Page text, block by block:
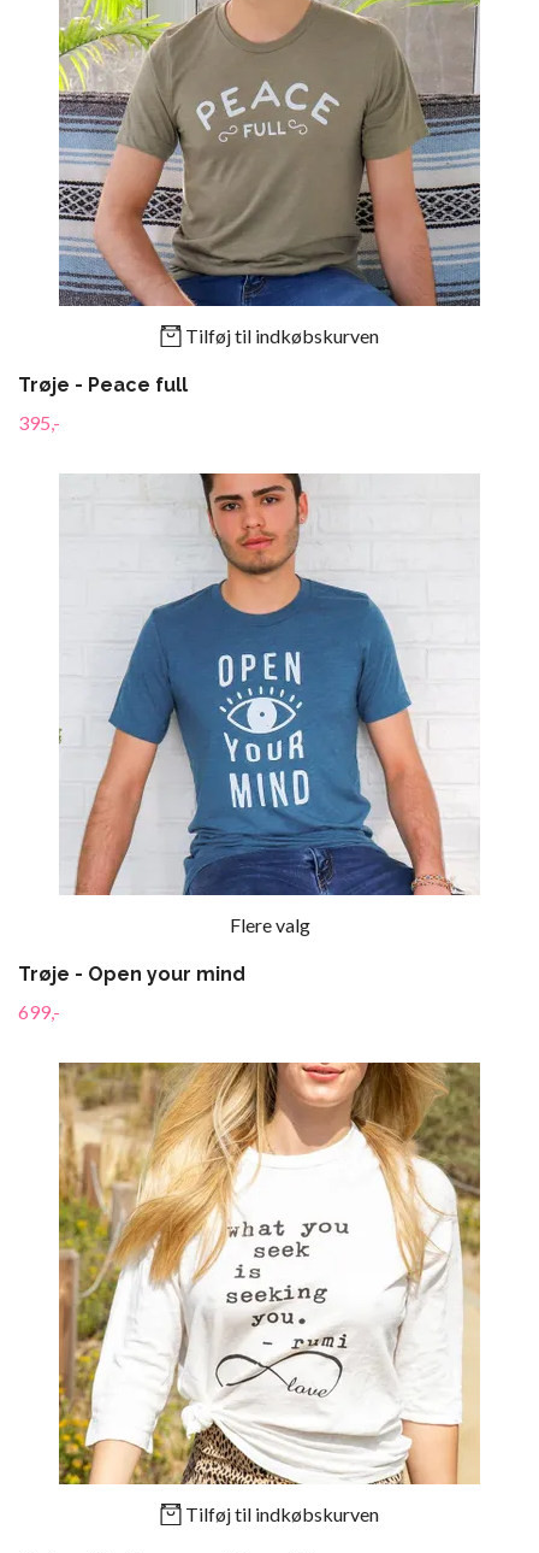
Tilføj til indkøbskurven
Trøje - Peace full
395,-
Flere valg
Trøje - Open your mind
699,-
Tilføj til indkøbskurven